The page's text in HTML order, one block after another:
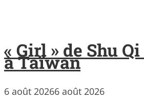
« Girl » de Shu
à Taïwan
6 août 20266 août 2026